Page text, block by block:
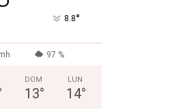
8.8°
97 %
DOM
13°
LUN
14°